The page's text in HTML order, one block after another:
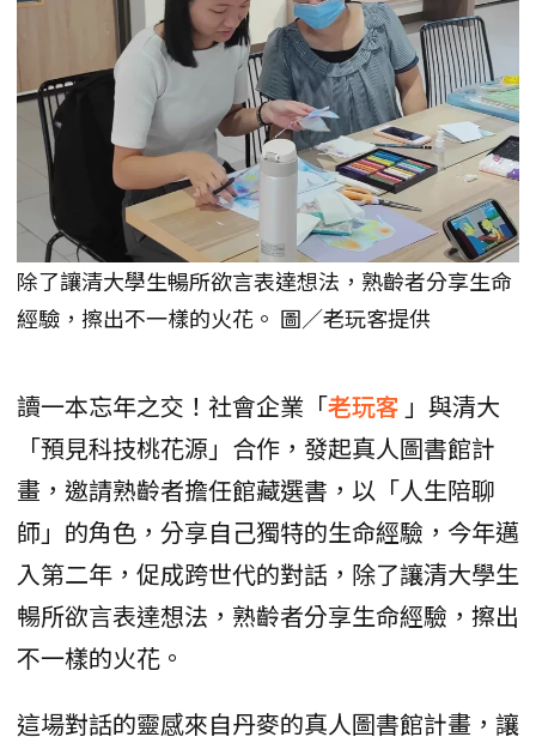
除了讓清大學生暢所欲言表達想法，熟齡者分享生命
經驗，擦出不一樣的火花。 圖／老玩客提供
讀一本忘年之交！社會企業「老玩客 」與清大
「預見科技桃花源」合作，發起真人圖書館計
畫，邀請熟齡者擔任館藏選書，以「人生陪聊
師」的角色，分享自己獨特的生命經驗，今年邁
入第二年，促成跨世代的對話，除了讓清大學生
暢所欲言表達想法，熟齡者分享生命經驗，擦出
不一樣的火花。
這場對話的靈感來自丹麥的真人圖書館計畫，讓